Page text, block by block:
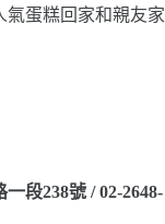
氣蛋糕回家和親友家
段238號 / 02-2648-